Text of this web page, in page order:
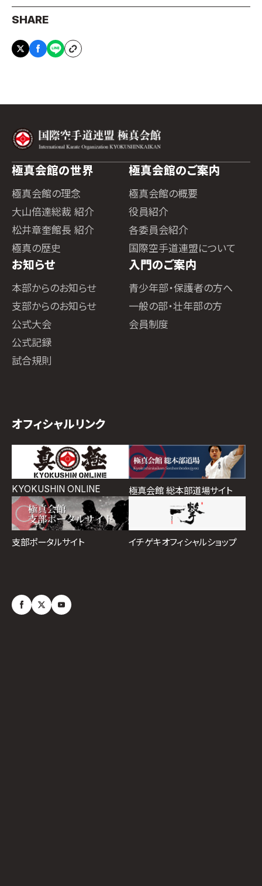
SHARE
極真会館の世界
極真会館の理念
大山倍達総裁 紹介
松井章奎館長 紹介
極真の歴史
極真会館のご案内
極真会館の概要
役員紹介
各委員会紹介
国際空手道連盟について
お知らせ
本部からのお知らせ
支部からのお知らせ
公式大会
公式記録
試合規則
入門のご案内
青少年部・保護者の方へ
一般の部・壮年部の方
会員制度
オフィシャルリンク
KYOKUSHIN ONLINE 極真会館 総本部道場サイト
支部ポータルサイト イチゲキオフィシャルショップ